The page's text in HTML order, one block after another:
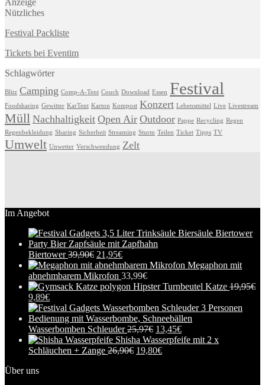
Anzeige
Nützliches
Festival Packliste
Tickets bei Eventim
Schlagwörter
Blitz Camping Comp-A-Tent Couch Download Essen Festival
Foodsharing Gewitter KarTent Karton Kompost Konzert Lebensmittel Live Livestream
Müll Nachhaltigkeit Open Air Outdoor Pappe Recycling Regen
Regenbekleidung Sharing Sicherheit Streaming Sturm Teilen Ticket Tipps TV
Umwelt Unwetter Verschwendung Zelt
Im Angebot
Biertower 39,90€ 21,95€
Megaphon mit
abnehmbarem Mikrofon 33,99€
Hipster Turnbeutel Katze 19,95€
9,89€
Wasserbomben Schleuder 25,97€ 13,45€
Shisha Wasserpfeife mit 2 x
Schläuchen + Zange 26,90€ 19,80€
Über uns